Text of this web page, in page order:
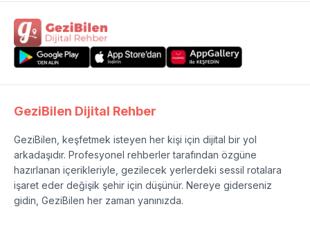
GeziBilen Dijital Rehber
GeziBilen, keşfetmek isteyen her kişi için dijital bir yol
arkadaşıdır. Profesyonel rehberler tarafından özgüne
hazırlanan içerikleriyle, gezilecek yerlerdeki sessil rotalara
işaret eder değişik şehir için düşünür. Nereye giderseniz
gidin, GeziBilen her zaman yanınızda.